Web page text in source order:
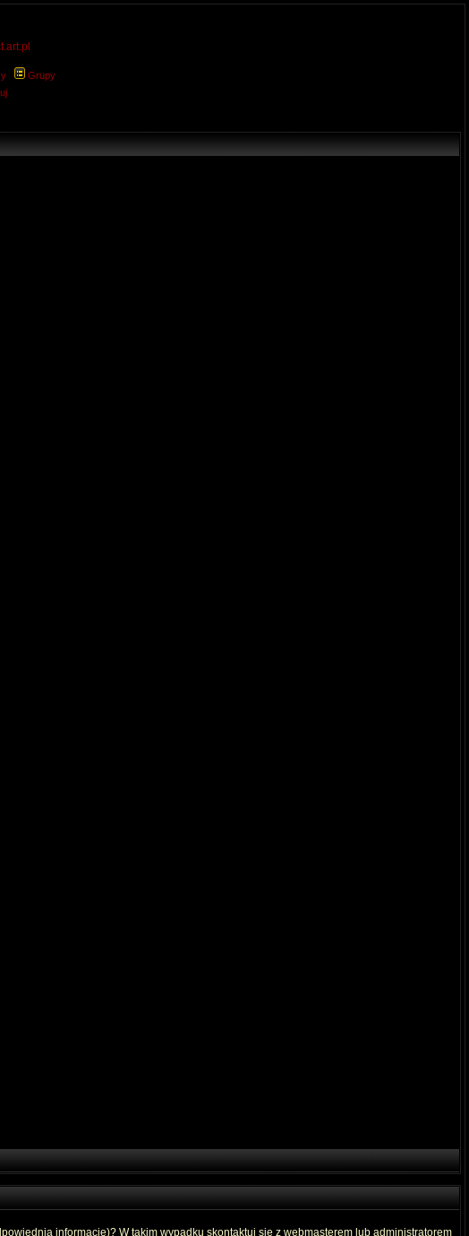
Grupy
informację)? W takim wypadku skontaktuj się z webmasterem lub administratorem